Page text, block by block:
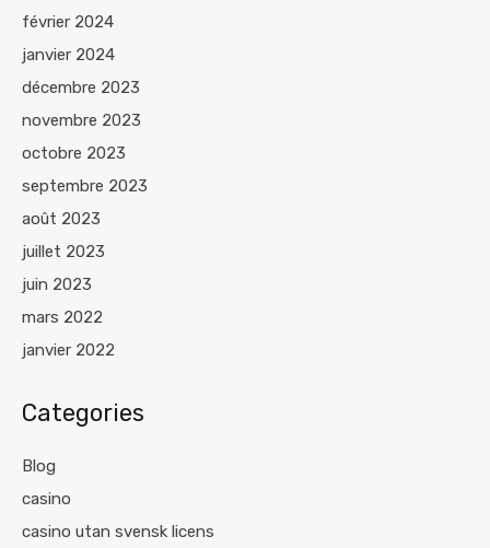
février 2024
janvier 2024
décembre 2023
novembre 2023
octobre 2023
septembre 2023
août 2023
juillet 2023
juin 2023
mars 2022
janvier 2022
Categories
Blog
casino
casino utan svensk licens